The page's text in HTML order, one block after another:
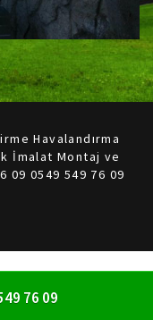
Havalandırma
İmalat Montaj ve
09 0549 549 76 09
76 09